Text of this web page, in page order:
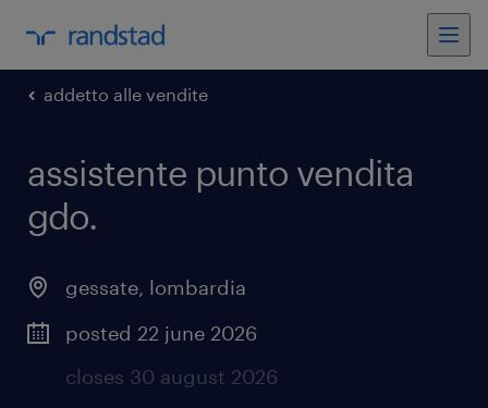
addetto alle vendite
assistente punto vendita
gdo.
gessate, lombardia
posted 22 june 2026
closes 30 august 2026